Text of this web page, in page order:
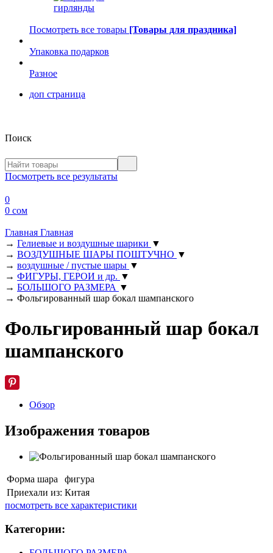
гирлянды
Посмотреть все товары [Товары для праздника]
Упаковка подарков
Разное
доп страница
Поиск
Посмотреть все результаты
0
0 сом
Главная Главная
→ Гелиевые и воздушные шарики ▼
→ ВОЗДУШНЫЕ ШАРЫ ПОШТУЧНО ▼
→ воздушные / пустые шары ▼
→ ФИГУРЫ, ГЕРОИ и др. ▼
→ БОЛЬШОГО РАЗМЕРА ▼
→ Фольгированный шар бокал шампанского
Фольгированный шар бокал
шампанского
Обзор
Изображения товаров
Форма шара
фигура
Приехали из: Китая
посмотреть все характеристики
Категории: